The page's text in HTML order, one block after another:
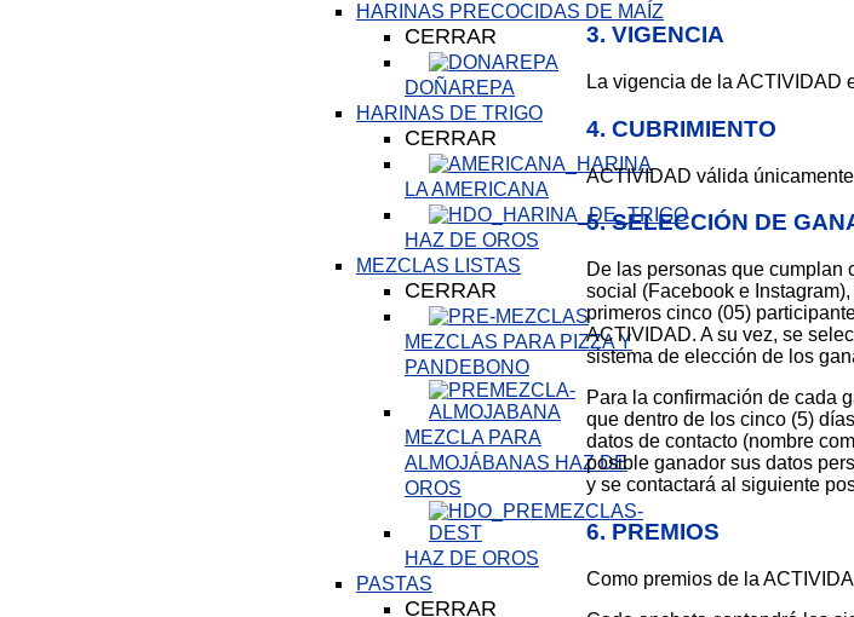
HARINAS PRECOCIDAS DE MAÍZ
CERRAR
DOÑAREPA
HARINAS DE TRIGO
CERRAR
LA AMERICANA
HAZ DE OROS
MEZCLAS LISTAS
CERRAR
MEZCLAS PARA PIZZA Y
PANDEBONO
MEZCLA PARA
ALMOJÁBANAS HAZ DE
OROS
HAZ DE OROS
PASTAS
CERRAR
3. VIGENCIA
La vigencia de la ACTIVIDAD
4. CUBRIMIENTO
ACTIVIDAD válida
5. SELECCIÓN DE
De las personas que cumplan
social (Facebook e
primeros cinco (05)
ACTIVIDAD. A su vez, se
sistema de elección de los
Para la confirmación de cada
que dentro de los cinco (5)
datos de contacto (nombre
posible ganador sus datos
y se contactará al siguiente
6. PREMIOS
Como premios de la